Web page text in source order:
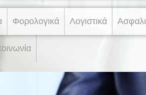
Φορολογικά Λογιστικά